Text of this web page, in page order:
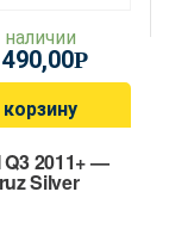
наличии
Р
корзину
Q3 2011+ —
Silver